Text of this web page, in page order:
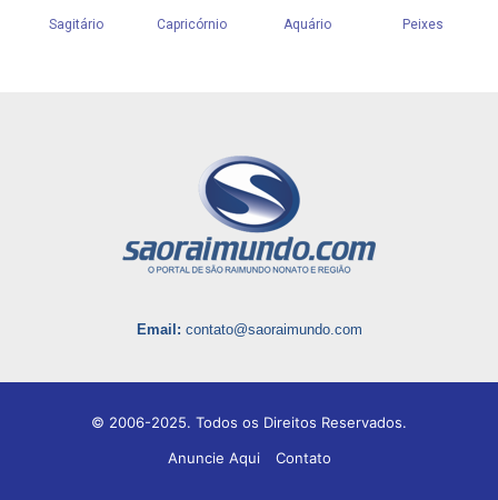
Email: contato@saoraimundo.com
© 2006-2025. Todos os Direitos Reservados.
Anuncie Aqui
Contato